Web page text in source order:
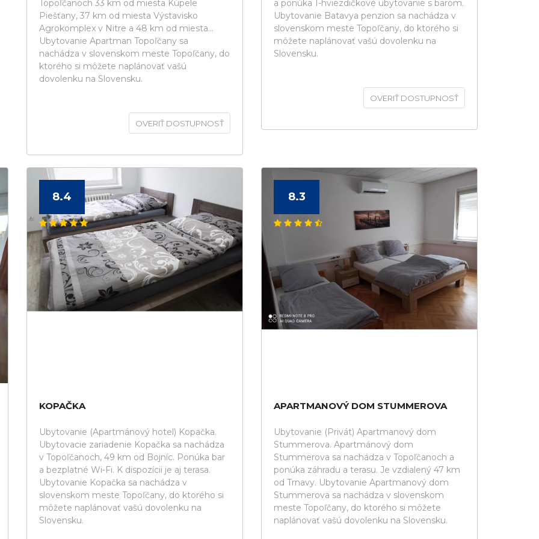
Topoľčanoch 33 km od miesta Kúpele
Piešťany, 37 km od miesta Výstavisko
Agrokomplex v Nitre a 48 km od miesta...
Ubytovanie Apartman Topoľčany sa
nachádza v slovenskom meste Topoľčany, do
ktorého si môžete naplánovať vašú
dovolenku na Slovensku.
OVERIŤ DOSTUPNOSŤ
a ponúka 1-hviezdičkové ubytovanie s barom.
Ubytovanie Batavya penzion sa nachádza v
slovenskom meste Topoľčany, do ktorého si
môžete naplánovať vašú dovolenku na
Slovensku.
OVERIŤ DOSTUPNOSŤ
8.4
KOPAČKA
Ubytovanie (Apartmánový hotel) Kopačka.
Ubytovacie zariadenie Kopačka sa nachádza
v Topoľčanoch, 49 km od Bojníc. Ponúka bar
a bezplatné Wi-Fi. K dispozícii je aj terasa.
Ubytovanie Kopačka sa nachádza v
slovenskom meste Topoľčany, do ktorého si
môžete naplánovať vašú dovolenku na
Slovensku.
8.3
APARTMANOVÝ DOM STUMMEROVA
Ubytovanie (Privát) Apartmanový dom
Stummerova. Apartmánový dom
Stummerova sa nachádza v Topoľčanoch a
ponúka záhradu a terasu. Je vzdialený 47 km
od Trnavy. Ubytovanie Apartmanový dom
Stummerova sa nachádza v slovenskom
meste Topoľčany, do ktorého si môžete
naplánovať vašú dovolenku na Slovensku.